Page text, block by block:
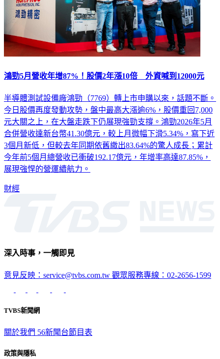
鴻勁5月營收年增87%！股價2年漲10倍 外資喊到12000元
半導體測試設備廠鴻勁（7769）轉上市申購以來，話題不斷。
今日股價再度發動攻勢，盤中最高大漲逾6%，股價重回7,000
元大關之上，在大盤走跌下仍展現強勁支撐。鴻勁2026年5月
合併營收達新台幣41.30億元，較上月微幅下滑5.34%，寫下近
3個月新低，但較去年同期依舊繳出83.64%的驚人成長；累計
今年前5個月總營收已衝破192.17億元，年增率高達87.85%，
展現強悍的營運續航力。
財經
深入時事，一觸即見
意見反映：service@tvbs.com.tw 觀眾服務專線：02-2656-1599
TVBS新聞網
關於我們 56新聞台節目表
政策與隱私